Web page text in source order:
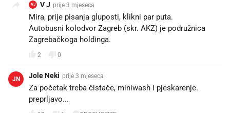
VJ V J prije 3 mjeseca
Mira, prije pisanja gluposti, klikni par puta.
Autobusni kolodvor Zagreb (skr. AKZ) je podružnica
Zagrebačkoga holdinga.
2 0
JN Jole Neki prije 3 mjeseca
Za početak treba čistače, miniwash i pjeskarenje.
preprljavo...